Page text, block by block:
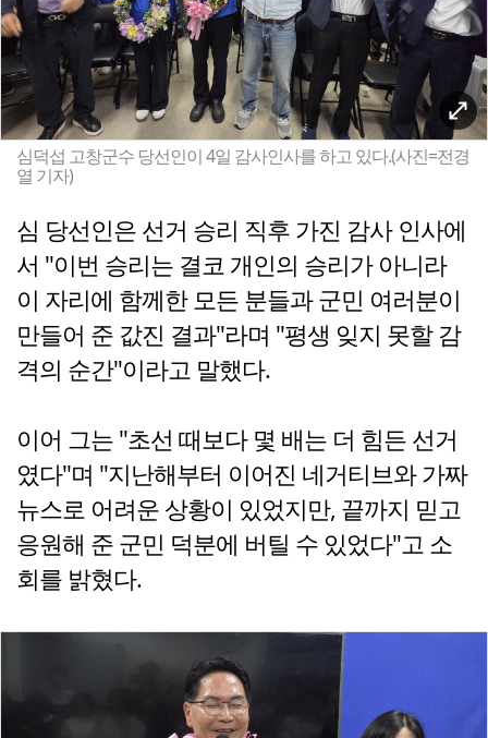
심덕섭 고창군수 당선인이 4일 감사인사를 하고 있다.(사진=전경
열 기자)
심 당선인은 선거 승리 직후 가진 감사 인사에
서 "이번 승리는 결코 개인의 승리가 아니라
이 자리에 함께한 모든 분들과 군민 여러분이
만들어 준 값진 결과"라며 "평생 잊지 못할 감
격의 순간"이라고 말했다.
이어 그는 "초선 때보다 몇 배는 더 힘든 선거
였다"며 "지난해부터 이어진 네거티브와 가짜
뉴스로 어려운 상황이 있었지만, 끝까지 믿고
응원해 준 군민 덕분에 버틸 수 있었다"고 소
회를 밝혔다.